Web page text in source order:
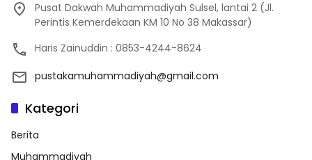
Pusat Dakwah Muhammadiyah Sulsel, lantai 2 (Jl.
Perintis Kemerdekaan KM 10 No 38 Makassar)
Haris Zainuddin : 0853-4244-8624
pustakamuhammadiyah@gmail.com
Kategori
Berita
Muhammadiyah